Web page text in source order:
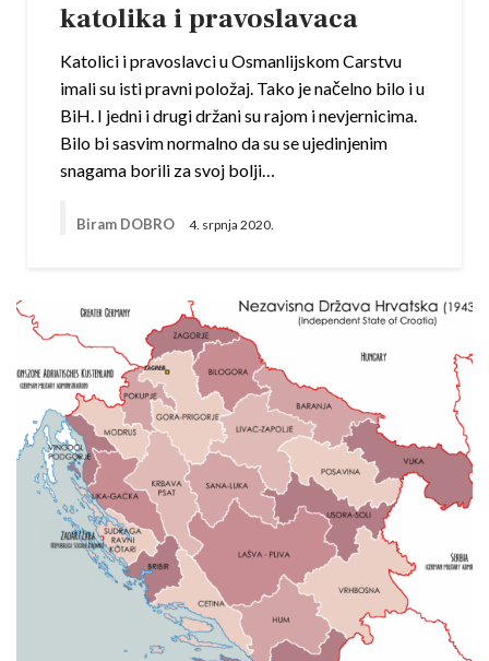
katolika i pravoslavaca
Katolici i pravoslavci u Osmanlijskom Carstvu
imali su isti pravni položaj. Tako je načelno bilo i u
BiH. I jedni i drugi držani su rajom i nevjernicima.
Bilo bi sasvim normalno da su se ujedinjenim
snagama borili za svoj bolji…
Biram DOBRO 4. srpnja 2020.